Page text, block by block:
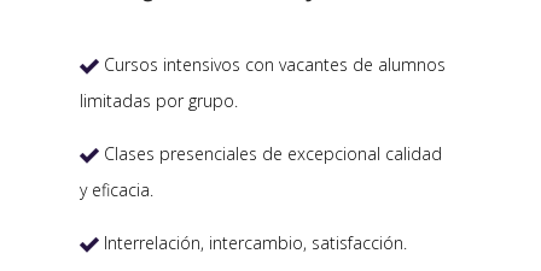
 Cursos intensivos con vacantes de alumnos
limitadas por grupo.
 Clases presenciales de excepcional calidad
y eficacia.
 Interrelación, intercambio, satisfacción.